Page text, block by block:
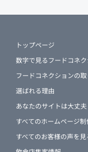
トップページ
数字で見るフードコネ
フードコネクションの
選ばれる理由
あなたのサイトは大丈
すべてのホームページ
すべてのお客様の声を見